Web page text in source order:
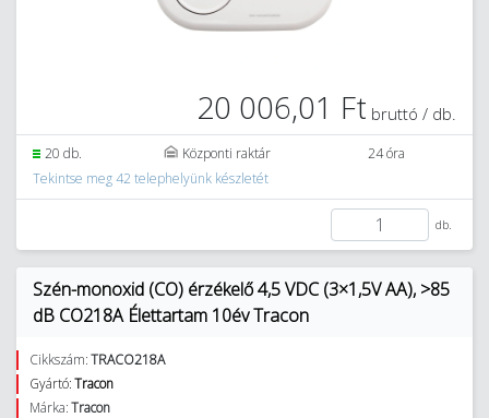
20 006,01 Ft bruttó / db.
20 db. Központi raktár
24 óra
Tekintse meg 42 telephelyünk készletét
db.
Szén-monoxid (CO) érzékelő 4,5 VDC (3×1,5V AA), >85
dB CO218A Élettartam 10év Tracon
Cikkszám:TRACO218A
Gyártó:Tracon
Márka:Tracon